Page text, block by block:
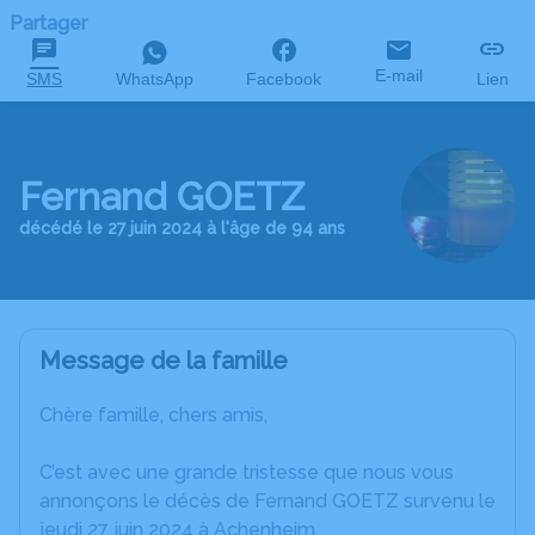
Partager
SMS WhatsApp Facebook E-mail Lien
Fernand GOETZ
décédé le 27 juin 2024 à l'âge de 94 ans
Message de la famille
Chère famille, chers amis,
C’est avec une grande tristesse que nous vous
annonçons le décès de Fernand GOETZ survenu le
jeudi 27 juin 2024 à Achenheim.